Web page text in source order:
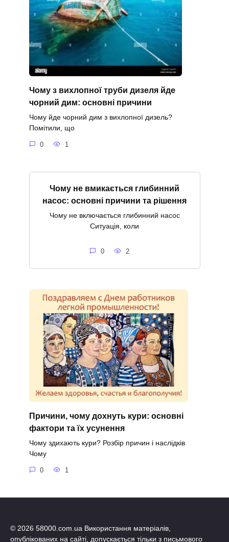
Чому з вихлопної труби дизеля йде
чорний дим: основні причини
Чому йде чорний дим з вихлопної дизель?
Помітили, що
0 1
Чому не вмикається глибинний
насос: основні причини та рішення
Чому не включається глибинний насос
Ситуація, коли
0 2
Причини, чому дохнуть кури: основні
фактори та їх усунення
Чому здихають кури? Розбір причин і наслідків
Чому
0 1
© 2026 58000.com.ua Використання матеріалів,
опублікованих на сайті, допускається тільки з письмового